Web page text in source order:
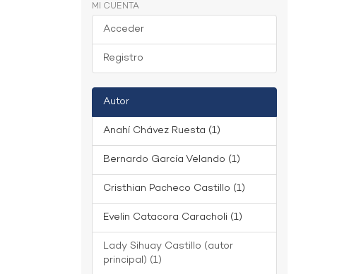
MI CUENTA
Acceder
Registro
Autor
Anahí Chávez Ruesta (1)
Bernardo García Velando (1)
Cristhian Pacheco Castillo (1)
Evelin Catacora Caracholi (1)
Lady Sihuay Castillo (autor
principal) (1)